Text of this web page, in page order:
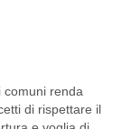
comuni renda
di rispettare il